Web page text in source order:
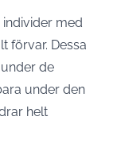
med
förvar. Dessa
de
under den
helt